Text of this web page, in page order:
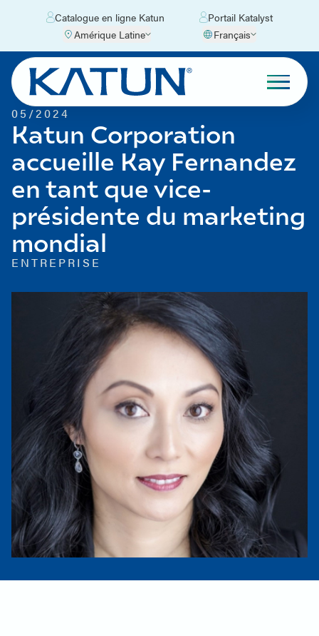
Catalogue en ligne Katun
Portail Katalyst
Amérique Latine
Français
05/2024
Katun Corporation
accueille Kay Fernandez
en tant que vice-
présidente du marketing
mondial
ENTREPRISE